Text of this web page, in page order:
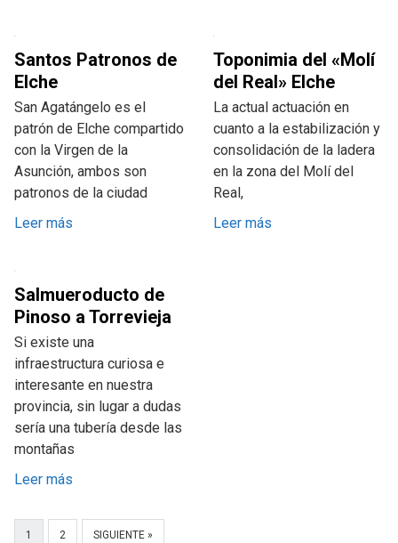
Santos Patronos de
Elche
San Agatángelo es el
patrón de Elche compartido
con la Virgen de la
Asunción, ambos son
patronos de la ciudad
Leer más
Toponimia del «Molí
del Real» Elche
La actual actuación en
cuanto a la estabilización y
consolidación de la ladera
en la zona del Molí del
Real,
Leer más
Salmueroducto de
Pinoso a Torrevieja
Si existe una
infraestructura curiosa e
interesante en nuestra
provincia, sin lugar a dudas
sería una tubería desde las
montañas
Leer más
1 2 SIGUIENTE »